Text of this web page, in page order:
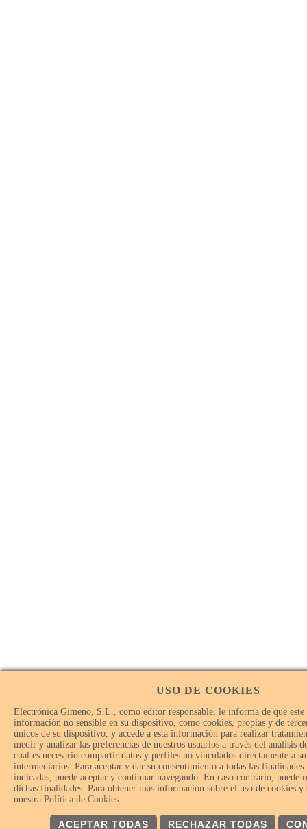
USO DE COOKIES
Electrónica Gimeno, S.L., como editor responsable, le informa de que este
información no sensible en su dispositivo, como cookies, propias y de
únicos de su dispositivo, y accede a esta información para realizar
medir y analizar las preferencias de nuestros usuarios a través del análisis
cual es necesario compartir datos y perfiles no vinculados directamente a
intermediarios. Para aceptar y dar su consentimiento a todas las
indicadas, puede aceptar y continuar navegando. En caso contrario, puede
dichas finalidades. Para obtener más información sobre el uso de cookies y
nuestra Política de Cookies.
ACEPTAR TODAS RECHAZAR TODAS